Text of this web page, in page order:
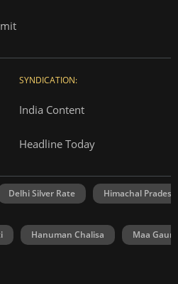
SYNDICATION:
India Content
Headline Today
Delhi Silver Rate Himachal
Hanuman Chalisa Maa Gauri